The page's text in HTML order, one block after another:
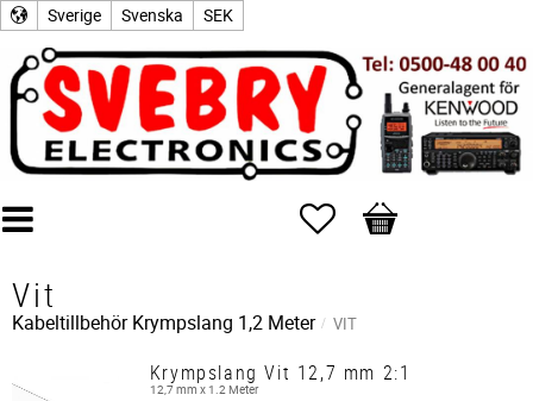
Sverige Svenska SEK
Favoriter
Kundvagn
Vit
Kabeltillbehör Krympslang 1,2 Meter VIT
Krympslang Vit 12,7 mm 2:1
12,7 mm x 1.2 Meter